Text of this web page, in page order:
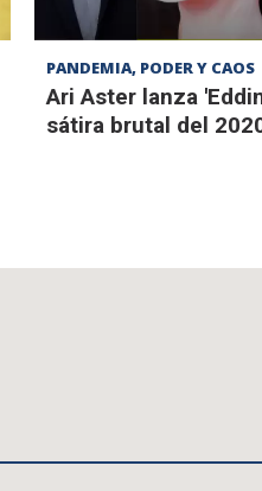
PANDEMIA, PODER Y CAOS
Ari Aster lanza
sátira brutal del